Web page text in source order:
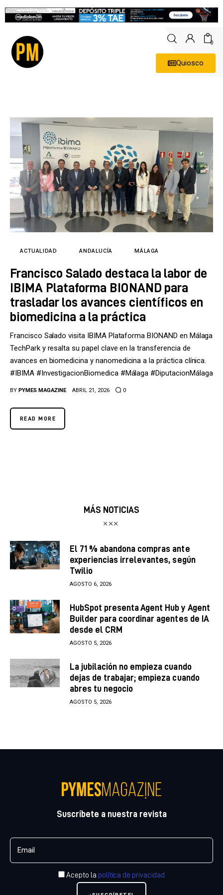
0
Quiosco
Economía
Empresas
Entrevistas
Expertos
Tecnología
Cultura
LifeStyle
Directorio
ACTUALIDAD ANDALUCÍA MÁLAGA
Francisco Salado destaca la labor de
IBIMA Plataforma BIONAND para
trasladar los avances científicos en
biomedicina a la práctica
Francisco Salado visita IBIMA Plataforma BIONAND en Málaga
TechPark y resalta su papel clave en la transferencia de
avances en biomedicina y nanomedicina a la práctica clínica.
#IBIMA #InvestigacionBiomedica #Málaga #DiputacionMálaga
BY PYMES MAGAZINE ABRIL 21, 2026 0
READ MORE
MÁS NOTICIAS
El 71 % abandona compras ante
experiencias irrelevantes, según
Twilio
AGOSTO 6, 2026
HubSpot presenta Agent Hub y Agent
Builder para coordinar agentes de IA
desde el CRM
AGOSTO 5, 2026
La jubilación no empieza cuando
dejas de trabajar; empieza cuando
abres tu negocio
AGOSTO 5, 2026
Suscríbete a nuestra revista
Acepto la política de privacidad